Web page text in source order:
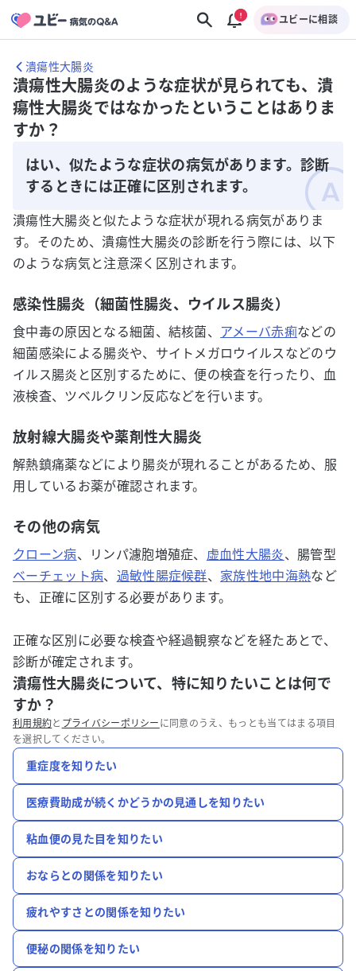
ユビーに相談
潰瘍性大腸炎
潰瘍性大腸炎のような症状が見られても、潰
瘍性大腸炎ではなかったということはありま
すか？
はい、似たような症状の病気があります。診断
するときには正確に区別されます。
潰瘍性大腸炎と似たような症状が現れる病気がありま
す。そのため、潰瘍性大腸炎の診断を行う際には、以下
のような病気と注意深く区別されます。
感染性腸炎（細菌性腸炎、ウイルス腸炎）
食中毒の原因となる細菌、結核菌、 アメーバ赤痢などの
細菌感染による腸炎や、サイトメガロウイルスなどのウ
イルス腸炎と区別するために、便の検査を行ったり、血
液検査、ツベルクリン反応などを行います。
放射線大腸炎や薬剤性大腸炎
解熱鎮痛薬などにより腸炎が現れることがあるため、服
用しているお薬が確認されます。
その他の病気
クローン病、リンパ濾胞増殖症、 虚血性大腸炎、腸管型
ベーチェット病、 過敏性腸症候群、 家族性地中海熱など
も、正確に区別する必要があります。
正確な区別に必要な検査や経過観察などを経たあとで、
診断が確定されます。
潰瘍性大腸炎について、特に知りたいことは何で
すか？
利用規約と プライバシーポリシー に同意のうえ、もっとも当てはまる項目
を選択してください。
重症度を知りたい
医療費助成が続くかどうかの見通しを知りたい
粘血便の見た目を知りたい
おならとの関係を知りたい
疲れやすさとの関係を知りたい
便秘の関係を知りたい